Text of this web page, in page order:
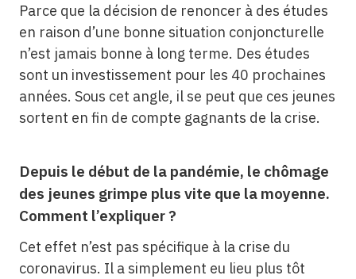
Parce que la décision de renoncer à des études
en raison d’une bonne situation conjoncturelle
n’est jamais bonne à long terme. Des études
sont un investissement pour les 40 prochaines
années. Sous cet angle, il se peut que ces jeunes
sortent en fin de compte gagnants de la crise.
Depuis le début de la pandémie, le chômage
des jeunes grimpe plus vite que la moyenne.
Comment l’expliquer ?
Cet effet n’est pas spécifique à la crise du
coronavirus. Il a simplement eu lieu plus tôt